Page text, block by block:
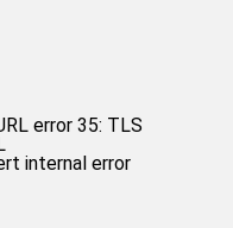
error 35: TLS
internal error